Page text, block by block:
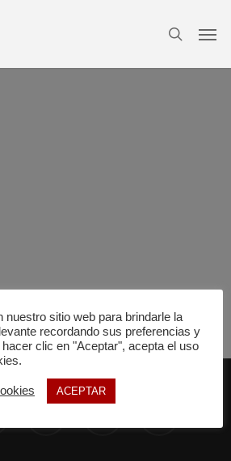
search
linkedin instagram
nuestro sitio web para brindarle la
recordando sus preferencias y
clic en "Aceptar", acepta el uso
ACEPTAR